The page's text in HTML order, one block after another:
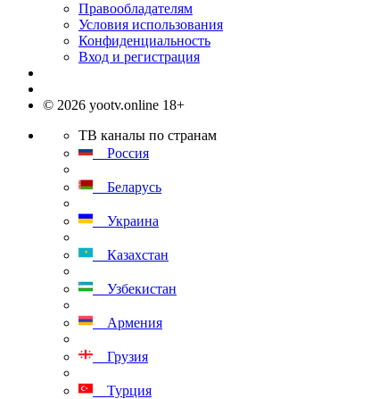
Правообладателям
Условия использования
Конфиденциальность
Вход и регистрация
© 2026 yootv.online 18+
ТВ каналы по странам
Россия
Беларусь
Украина
Казахстан
Узбекистан
Армения
Грузия
Турция